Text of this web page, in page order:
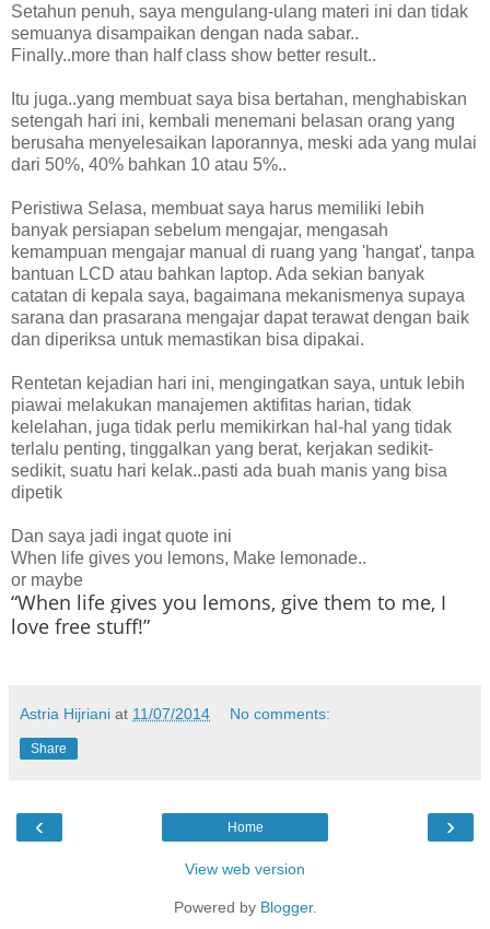
Setahun penuh, saya mengulang-ulang materi ini dan tidak
semuanya disampaikan dengan nada sabar..
Finally..more than half class show better result..
Itu juga..yang membuat saya bisa bertahan, menghabiskan
setengah hari ini, kembali menemani belasan orang yang
berusaha menyelesaikan laporannya, meski ada yang mulai
dari 50%, 40% bahkan 10 atau 5%..
Peristiwa Selasa, membuat saya harus memiliki lebih
banyak persiapan sebelum mengajar, mengasah
kemampuan mengajar manual di ruang yang 'hangat', tanpa
bantuan LCD atau bahkan laptop. Ada sekian banyak
catatan di kepala saya, bagaimana mekanismenya supaya
sarana dan prasarana mengajar dapat terawat dengan baik
dan diperiksa untuk memastikan bisa dipakai.
Rentetan kejadian hari ini, mengingatkan saya, untuk lebih
piawai melakukan manajemen aktifitas harian, tidak
kelelahan, juga tidak perlu memikirkan hal-hal yang tidak
terlalu penting, tinggalkan yang berat, kerjakan sedikit-
sedikit, suatu hari kelak..pasti ada buah manis yang bisa
dipetik
Dan saya jadi ingat quote ini
When life gives you lemons, Make lemonade..
or maybe
“When life gives you lemons, give them to me, I
love free stuff!”
Astria Hijriani at 11/07/2014 No comments:
Share
‹ ›
Home
View web version
Powered by Blogger.